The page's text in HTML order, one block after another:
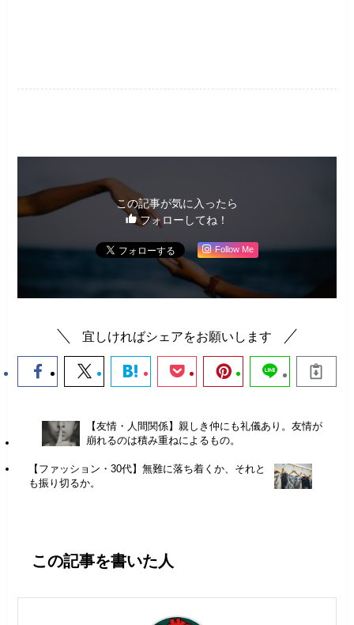
この記事が気に入ったら
フォローしてね！
Follow Me
宜しければシェアをお願いします
【友情・人間関係】親しき仲にも礼儀あり。友情が
崩れるのは積み重ねによるもの。
【ファッション・30代】無難に落ち着くか、それと
も振り切るか。
この記事を書いた人